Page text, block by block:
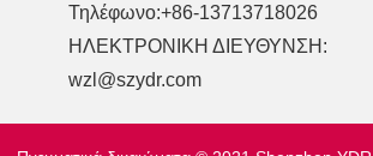
Τηλέφωνο:+86-13713718026
ΗΛΕΚΤΡΟΝΙΚΗ ΔΙΕΥΘΥΝΣΗ:
wzl@szydr.com